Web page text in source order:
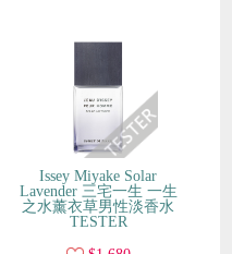
Issey Miyake Solar
Lavender 三宅一生 一生
之水薰衣草男性淡香水
TESTER